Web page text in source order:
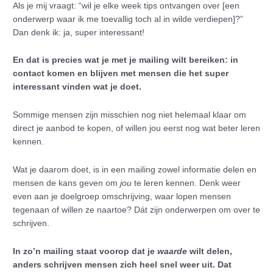
Als je mij vraagt: “wil je elke week tips ontvangen over [een
onderwerp waar ik me toevallig toch al in wilde verdiepen]?”
Dan denk ik: ja, super interessant!
En dat is precies wat je met je mailing wilt bereiken: in
contact komen en blijven met mensen die het super
interessant vinden wat je doet.
Sommige mensen zijn misschien nog niet helemaal klaar om
direct je aanbod te kopen, of willen jou eerst nog wat beter leren
kennen.
Wat je daarom doet, is in een mailing zowel informatie delen en
mensen de kans geven om joute leren kennen. Denk weer
even aan je doelgroep omschrijving, waar lopen mensen
tegenaan of willen ze naartoe? Dát zijn onderwerpen om over te
schrijven.
In zo’n mailing staat voorop dat je waardewilt delen,
anders schrijven mensen zich heel snel weer uit. Dat